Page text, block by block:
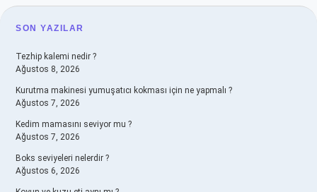
SIDEBAR
SON YAZILAR
Tezhip kalemi nedir ?
Ağustos 8, 2026
Kurutma makinesi yumuşatıcı kokması için ne yapmalı ?
Ağustos 7, 2026
Kedim mamasını seviyor mu ?
Ağustos 7, 2026
Boks seviyeleri nelerdir ?
Ağustos 6, 2026